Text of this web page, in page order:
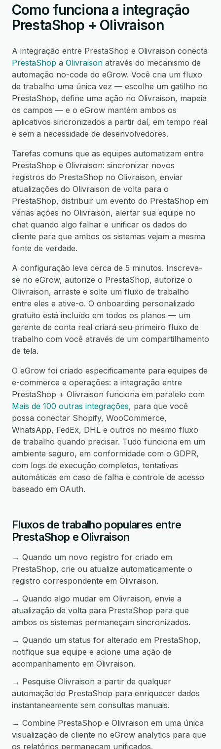
Como funciona a integração
PrestaShop + Olivraison
A integração entre PrestaShop e Olivraison conecta
PrestaShop a Olivraison através do mecanismo de
automação no-code do eGrow. Você cria um fluxo
de trabalho uma única vez — escolhe um gatilho no
PrestaShop, define uma ação no Olivraison, mapeia
os campos — e o eGrow mantém ambos os
aplicativos sincronizados a partir daí, em tempo real
e sem a necessidade de desenvolvedores.
Tarefas comuns que as equipes automatizam entre
PrestaShop e Olivraison: sincronizar novos
registros do PrestaShop no Olivraison, enviar
atualizações do Olivraison de volta para o
PrestaShop, distribuir um evento do PrestaShop em
várias ações no Olivraison, alertar sua equipe no
chat quando algo falhar e unificar os dados do
cliente para que ambos os sistemas vejam a mesma
fonte de verdade.
A configuração leva cerca de 5 minutos. Inscreva-
se no eGrow, autorize o PrestaShop, autorize o
Olivraison, arraste e solte um fluxo de trabalho
entre eles e ative-o. O onboarding personalizado
gratuito está incluído em todos os planos — um
gerente de conta real criará seu primeiro fluxo de
trabalho com você através de um compartilhamento
de tela.
O eGrow foi criado especificamente para equipes de
e-commerce e operações: a integração entre
PrestaShop + Olivraison funciona em paralelo com
Mais de 100 outras integrações, para que você
possa conectar Shopify, WooCommerce,
WhatsApp, FedEx, DHL e outros no mesmo fluxo
de trabalho quando precisar. Tudo funciona em um
ambiente seguro, em conformidade com o GDPR,
com logs de execução completos, tentativas
automáticas em caso de falha e controle de acesso
baseado em OAuth.
Fluxos de trabalho populares entre
PrestaShop e Olivraison
→ Quando um novo registro for criado em
PrestaShop, crie ou atualize automaticamente o
registro correspondente em Olivraison.
→ Quando algo mudar em Olivraison, envie a
atualização de volta para PrestaShop para que
ambos os sistemas permaneçam sincronizados.
→ Quando um status for alterado em PrestaShop,
notifique sua equipe e acione uma ação de
acompanhamento em Olivraison.
→ Pesquise Olivraison a partir de qualquer
automação do PrestaShop para enriquecer dados
instantaneamente sem consultas manuais.
→ Combine PrestaShop e Olivraison em uma única
visualização de cliente no eGrow analytics para que
os relatórios permaneçam unificados.